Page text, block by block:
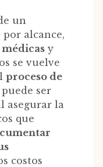
un
alcance,
y
se vuelve
proceso de
puede ser
asegurar la
que
costos